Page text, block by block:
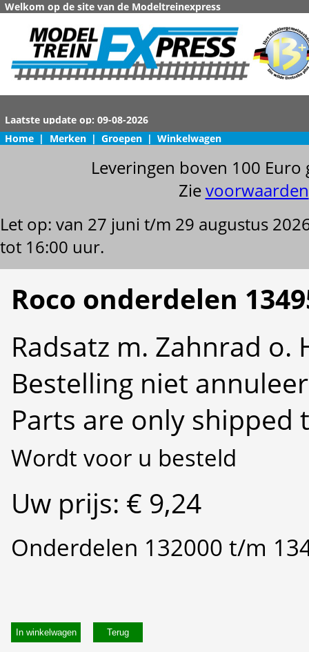
Welkom op de site van de Modeltreinexpress
Home | Merken | Groepen | Winkelwagen
Leveringen boven 100
Zievoorwaarden
Let op: van 27 juni t/m 29 augustus
tot 16:00 uur.
Roco onderdelen
Radsatz m. Zahnrad o.
Bestelling niet
Parts are only shipped
Wordt voor u besteld
Uw prijs: € 9,24
Onderdelen 132000 t/m
In winkelwagen